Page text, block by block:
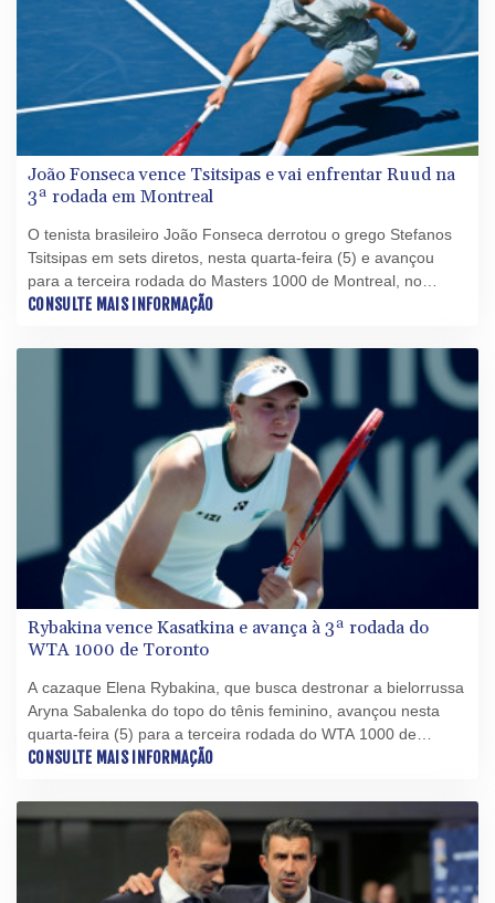
João Fonseca vence Tsitsipas e vai enfrentar Ruud na
3ª rodada em Montreal
O tenista brasileiro João Fonseca derrotou o grego Stefanos
Tsitsipas em sets diretos, nesta quarta-feira (5) e avançou
para a terceira rodada do Masters 1000 de Montreal, no
Canadá.
CONSULTE MAIS INFORMAÇÃO
Rybakina vence Kasatkina e avança à 3ª rodada do
WTA 1000 de Toronto
A cazaque Elena Rybakina, que busca destronar a bielorrussa
Aryna Sabalenka do topo do tênis feminino, avançou nesta
quarta-feira (5) para a terceira rodada do WTA 1000 de
Toronto.
CONSULTE MAIS INFORMAÇÃO